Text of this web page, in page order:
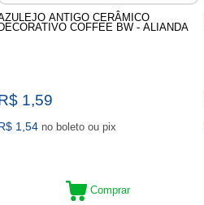
ANTIGO CERÂMICO
COFFEE BW - ALIANDA
1,59
1,54 no boleto ou pix
Comprar